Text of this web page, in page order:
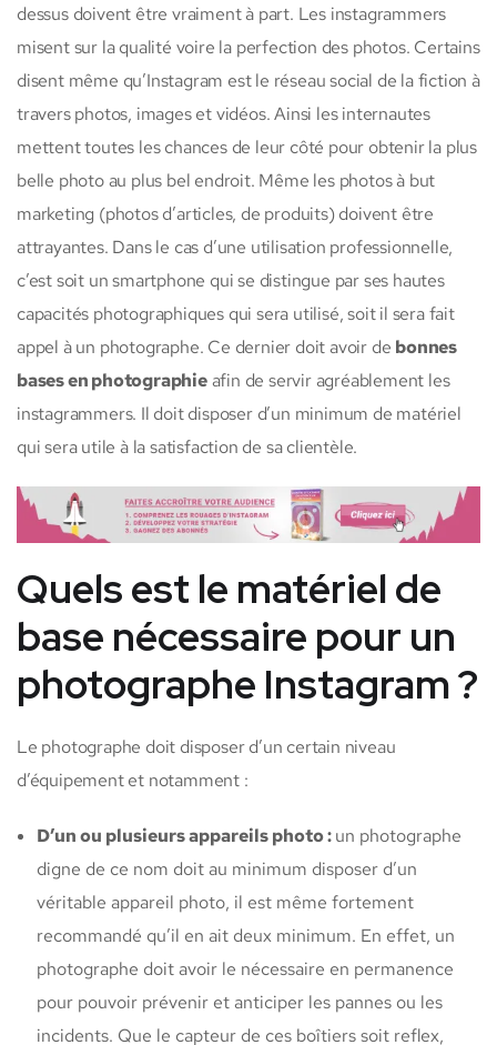
dessus doivent être vraiment à part. Les instagrammers
misent sur la qualité voire la perfection des photos. Certains
disent même qu’Instagram est le réseau social de la fiction à
travers photos, images et vidéos. Ainsi les internautes
mettent toutes les chances de leur côté pour obtenir la plus
belle photo au plus bel endroit. Même les photos à but
marketing (photos d’articles, de produits) doivent être
attrayantes. Dans le cas d’une utilisation professionnelle,
c’est soit un smartphone qui se distingue par ses hautes
capacités photographiques qui sera utilisé, soit il sera fait
appel à un photographe. Ce dernier doit avoir de bonnes
bases en photographieafin de servir agréablement les
instagrammers. Il doit disposer d’un minimum de matériel
qui sera utile à la satisfaction de sa clientèle.
Quels est le matériel de
base nécessaire pour un
photographe Instagram ?
Le photographe doit disposer d’un certain niveau
d’équipement et notamment :
D’un ou plusieurs appareils photo :un photographe
digne de ce nom doit au minimum disposer d’un
véritable appareil photo, il est même fortement
recommandé qu’il en ait deux minimum. En effet, un
photographe doit avoir le nécessaire en permanence
pour pouvoir prévenir et anticiper les pannes ou les
incidents. Que le capteur de ces boîtiers soit reflex,